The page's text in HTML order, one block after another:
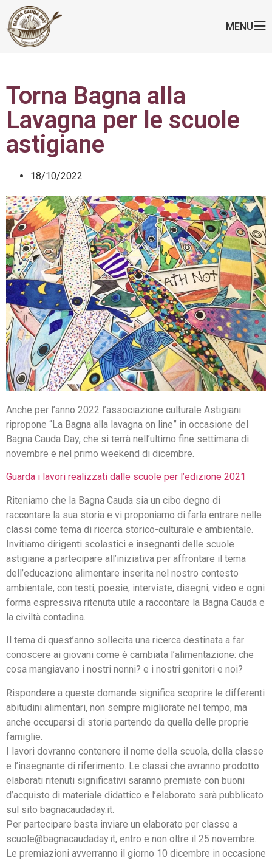
MENU
Torna Bagna alla
Lavagna per le scuole
astigiane
18/10/2022
Anche per l’anno 2022 l’associazione culturale Astigiani
ripropone “La Bagna alla lavagna on line” in occasione del
Bagna Cauda Day, che si terrà nell’ultimo fine settimana di
novembre e nel primo weekend di dicembre.
Guarda i lavori realizzati dalle scuole per l’edizione 2021
Riteniamo che la Bagna Cauda sia un cibo degno di
raccontare la sua storia e vi proponiamo di farla entrare nelle
classi come tema di ricerca storico-culturale e ambientale.
Invitiamo dirigenti scolastici e insegnanti delle scuole
astigiane a partecipare all’iniziativa per affrontare il tema
dell’educazione alimentare inserita nel nostro contesto
ambientale, con testi, poesie, interviste, disegni, video e ogni
forma espressiva ritenuta utile a raccontare la Bagna Cauda e
la civiltà contadina.
Il tema di quest’anno sollecita una ricerca destinata a far
conoscere ai giovani come è cambiata l’alimentazione: che
cosa mangiavano i nostri nonni? e i nostri genitori e noi?
Rispondere a queste domande significa scoprire le differenti
abitudini alimentari, non sempre migliorate nel tempo, ma
anche occuparsi di storia partendo da quella delle proprie
famiglie.
I lavori dovranno contenere il nome della scuola, della classe
e l’insegnante di riferimento. Le classi che avranno prodotto
elaborati ritenuti significativi saranno premiate con buoni
d’acquisto di materiale didattico e l’elaborato sarà pubblicato
sul sito bagnacaudaday.it.
Per partecipare basta inviare un elaborato per classe a
scuole@bagnacaudaday.it, entro e non oltre il 25 novembre.
Le premiazioni avverranno il giorno 10 dicembre in occasione